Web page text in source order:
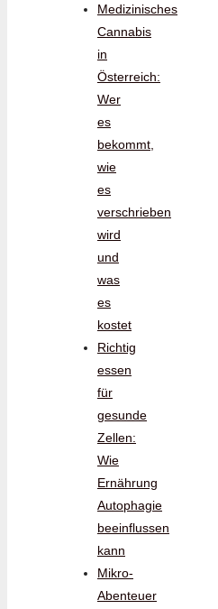
Medizinisches
Cannabis
in
Österreich:
Wer
es
bekommt,
wie
es
verschrieben
wird
und
was
es
kostet
Richtig
essen
für
gesunde
Zellen:
Wie
Ernährung
Autophagie
beeinflussen
kann
Mikro-
Abenteuer